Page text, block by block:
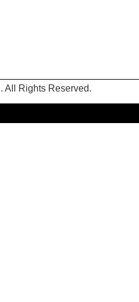
All Rights Reserved.